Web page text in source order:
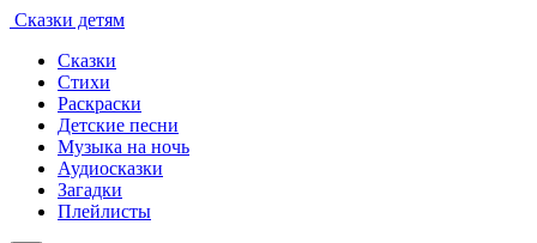
Сказки детям
Сказки
Стихи
Раскраски
Детские песни
Музыка на ночь
Аудиосказки
Загадки
Плейлисты